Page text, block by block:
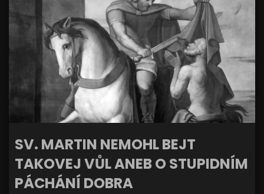
SV. MARTIN NEMOHL BEJT
TAKOVEJ VŮL ANEB O STUPIDNÍM
PÁCHÁNÍ DOBRA